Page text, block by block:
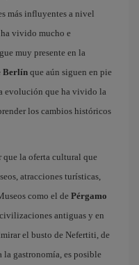
más influyentes a nivel
vivido mucho e
muy presente en la
Berlín que aún siguen en pie
evolución que ha vivido la
los cambios históricos
que la oferta cultural que
atracciones turísticas,
como el de Pérgamo
antiguas y en
el busto de Nefertiti, de
gastronomía, es posible